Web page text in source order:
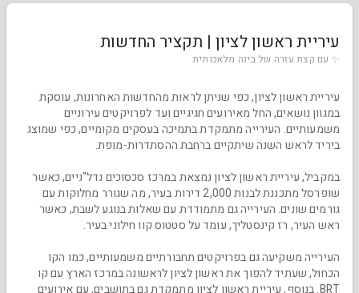
עיריית ראשון לציון | תקציר החדשות
✨ עם קצת עזרה של בינה מלאכותית
עיריית ראשון לציון, כפי שניתן לראות מהחדשות האחרונות, עוסקת
במגוון נושאים, החל מאירועים חגיגיים ועד לפרויקטים עירוניים
משמעותיים. העירייה מתמקדת בתמיכה בעסקים מקומיים, כפי שמוצג
ביריד לראש השנה שיתקיים ברחבת ההסתדרות-מופת.
במקביל, עיריית ראשון לציון נמצאת במרכז סכסוכים נדל"ניים, כאשר
שופרסל מתכננת לבנות 2,000 דירות בעיר, מה שגורר מחלוקות עם
גורמים שונים. העירייה גם מתמודדת עם שאלות בנוגע לשבת, כאשר
ראש העיר, רז קינסטליך, עומד על סטטוס קוו חילוני בעיר.
העירייה משקיעה גם בפרויקטים תחבורתיים משמעותיים, כמו הקו
הכחול, שעתיד להפוך את ראשון לציון לראשונה במרכז הארץ עם קו